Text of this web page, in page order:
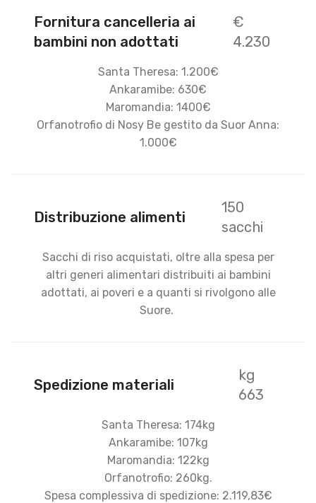
Fornitura cancelleria ai
bambini non adottati
€
4.230
Santa Theresa: 1.200€
Ankaramibe: 630€
Maromandia: 1400€
Orfanotrofio di Nosy Be gestito da Suor Anna:
1.000€
Distribuzione alimenti
150
sacchi
Sacchi di riso acquistati, oltre alla spesa per
altri generi alimentari distribuiti ai bambini
adottati, ai poveri e a quanti si rivolgono alle
Suore.
Spedizione materiali
kg
663
Santa Theresa: 174kg
Ankaramibe: 107kg
Maromandia: 122kg
Orfanotrofio: 260kg.
Spesa complessiva di spedizione: 2.119,83€